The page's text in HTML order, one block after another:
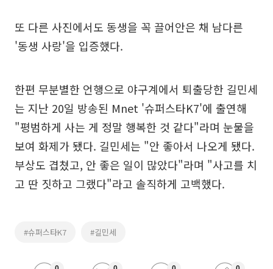
또 다른 사진에서도 동생을 꼭 끌어안은 채 남다른
'동생 사랑'을 입증했다.
한편 무분별한 언행으로 야구계에서 퇴출당한 길민세
는 지난 20일 방송된 Mnet '슈퍼스타K7'에 출연해
"평범하게 사는 게 정말 행복한 것 같다"라며 눈물을
보여 화제가 됐다. 길민세는 "안 좋아서 나오게 됐다.
부상도 겹쳤고, 안 좋은 일이 많았다"라며 "사고를 치
고 딴 짓하고 그랬다"라고 솔직하게 고백했다.
#슈퍼스타K7 #길민세